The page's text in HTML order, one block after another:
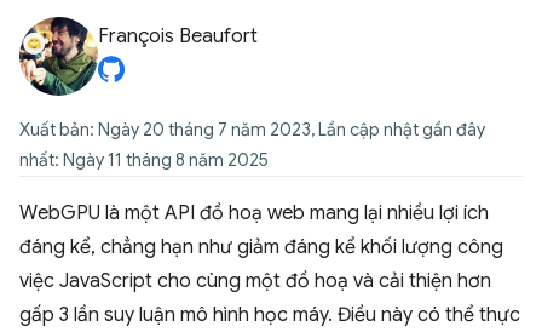
François Beaufort
Xuất bản: Ngày 20 tháng 7 năm 2023, Lần cập nhật gần đây
nhất: Ngày 11 tháng 8 năm 2025
WebGPU là một API đồ hoạ web mang lại nhiều lợi ích
đáng kể, chẳng hạn như giảm đáng kể khối lượng công
việc JavaScript cho cùng một đồ hoạ và cải thiện hơn
gấp 3 lần suy luận mô hình học máy. Điều này có thể thực